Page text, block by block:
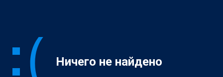
Ничего не найдено